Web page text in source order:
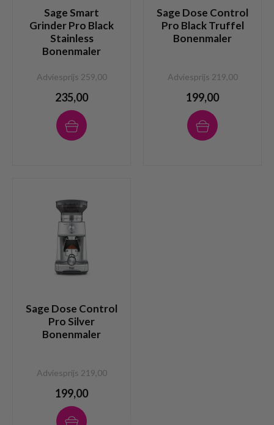
Sage Smart
Grinder Pro Black
Stainless
Bonenmaler
Adviesprijs 259,00
235,00
Sage Dose Control
Pro Black Truffel
Bonenmaler
Adviesprijs 219,00
199,00
Sage Dose Control
Pro Silver
Bonenmaler
Adviesprijs 219,00
199,00